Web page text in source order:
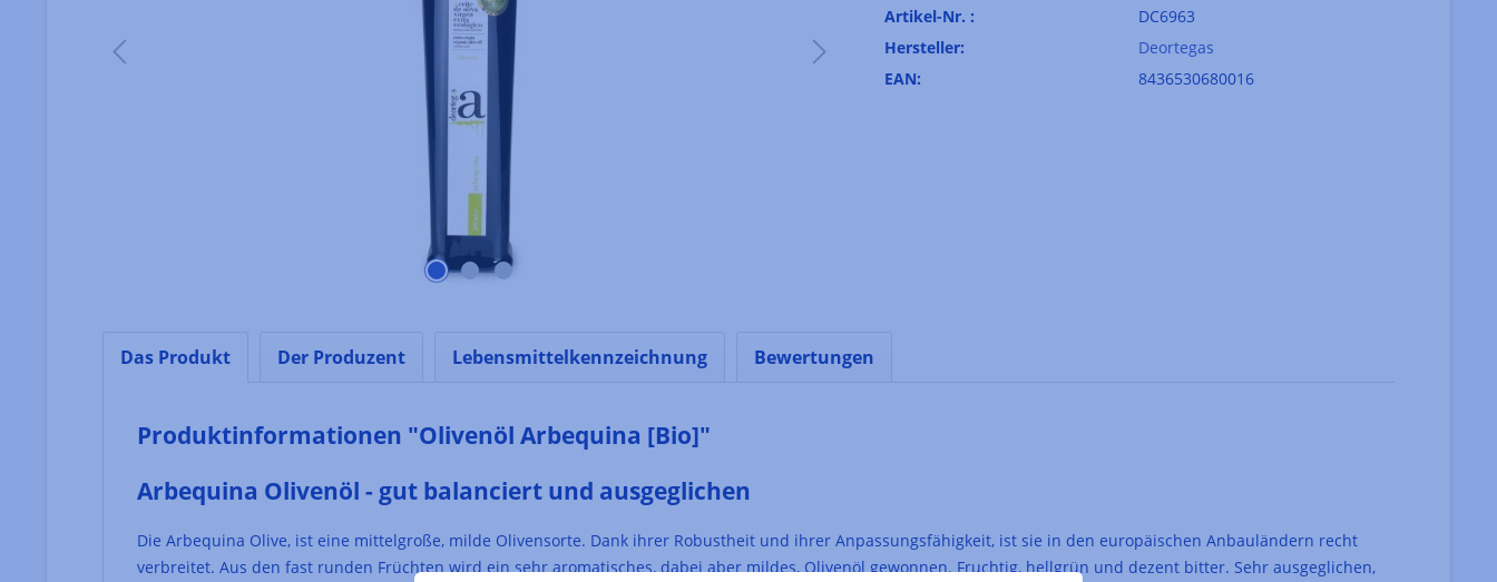
Artikel-Nr. :
DC6963
Hersteller:
Deortegas
EAN:
8436530680016
Das Produkt Der Produzent Lebensmittelkennzeichnung Bewertungen
Produktinformationen "Olivenöl Arbequina [Bio]"
Arbequina Olivenöl - gut balanciert und ausgeglichen
Die Arbequina Olive, ist eine mittelgroße, milde Olivensorte. Dank ihrer Robustheit und ihrer Anpassungsfähigkeit, ist sie in den europäischen Anbauländern recht
verbreitet. Aus den fast runden Früchten wird ein sehr aromatisches, dabei aber mildes, Olivenöl gewonnen. Fruchtig, hellgrün und dezent bitter. Sehr ausgeglichen,